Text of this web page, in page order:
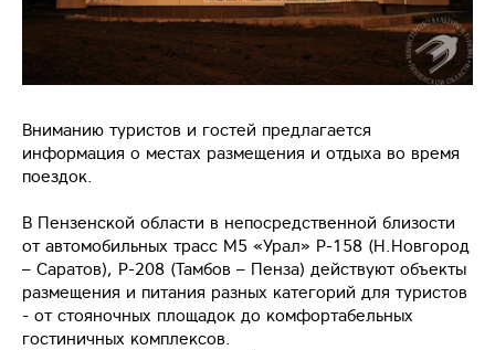
Вниманию туристов и гостей предлагается
информация о местах размещения и отдыха во время
поездок.
В Пензенской области в непосредственной близости
от автомобильных трасс М5 «Урал» Р-158 (Н.Новгород
– Саратов), Р-208 (Тамбов – Пенза) действуют объекты
размещения и питания разных категорий для туристов
- от стояночных площадок до комфортабельных
гостиничных комплексов.